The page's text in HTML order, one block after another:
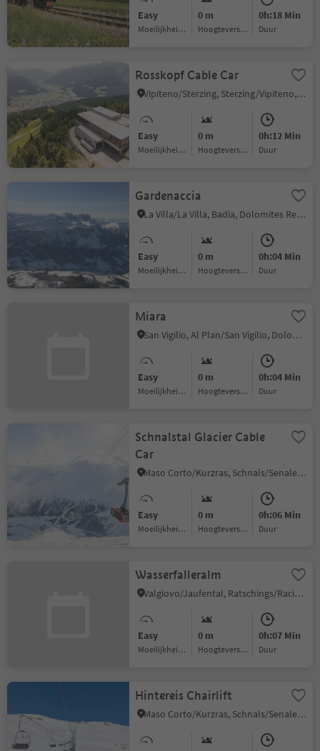
Easy
Moeilijkheidsgraad
0 m
Hoogteverschil
0h:18 Min
Duur
Rosskopf Cable Car
Vipiteno/Sterzing, Sterzing/Vipiteno, Sterzing/Vipiteno and environs
Easy
Moeilijkheidsgraad
0 m
Hoogteverschil
0h:12 Min
Duur
Gardenaccia
La Villa/La Villa, Badia, Dolomites Region Alta Badia
Easy
Moeilijkheidsgraad
0 m
Hoogteverschil
0h:04 Min
Duur
Miara
San Vigilio, Al Plan/San Vigilio, Dolomites Region Kronplatz/Plan de Corones
Easy
Moeilijkheidsgraad
0 m
Hoogteverschil
0h:04 Min
Duur
Schnalstal Glacier Cable
Car
Maso Corto/Kurzras, Schnals/Senales, Vinschgau/Val Venosta
Easy
Moeilijkheidsgraad
0 m
Hoogteverschil
0h:06 Min
Duur
Wasserfalleralm
Valgiovo/Jaufental, Ratschings/Racines, Sterzing/Vipiteno and environs
Easy
Moeilijkheidsgraad
0 m
Hoogteverschil
0h:07 Min
Duur
Hintereis Chairlift
Maso Corto/Kurzras, Schnals/Senales, Vinschgau/Val Venosta